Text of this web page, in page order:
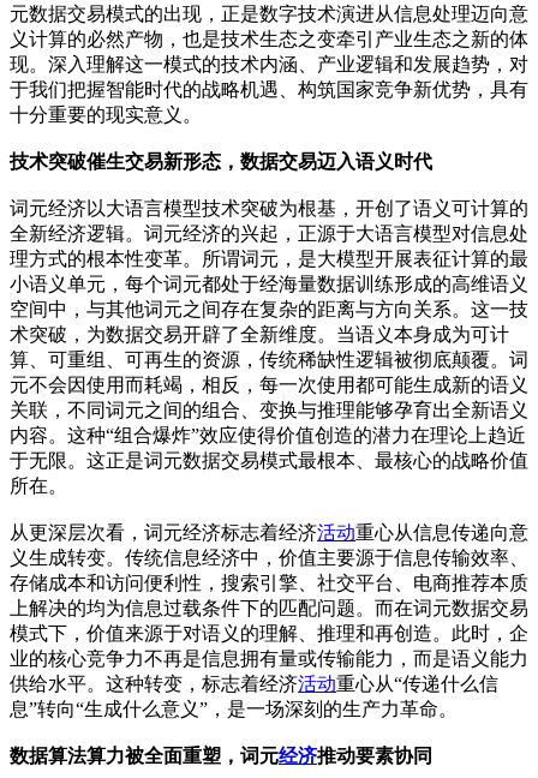
元数据交易模式的出现，正是数字技术演进从信息处理迈向意
义计算的必然产物，也是技术生态之变牵引产业生态之新的体
现。深入理解这一模式的技术内涵、产业逻辑和发展趋势，对
于我们把握智能时代的战略机遇、构筑国家竞争新优势，具有
十分重要的现实意义。
技术突破催生交易新形态，数据交易迈入语义时代
词元经济以大语言模型技术突破为根基，开创了语义可计算的
全新经济逻辑。词元经济的兴起，正源于大语言模型对信息处
理方式的根本性变革。所谓词元，是大模型开展表征计算的最
小语义单元，每个词元都处于经海量数据训练形成的高维语义
空间中，与其他词元之间存在复杂的距离与方向关系。这一技
术突破，为数据交易开辟了全新维度。当语义本身成为可计
算、可重组、可再生的资源，传统稀缺性逻辑被彻底颠覆。词
元不会因使用而耗竭，相反，每一次使用都可能生成新的语义
关联，不同词元之间的组合、变换与推理能够孕育出全新语义
内容。这种“组合爆炸”效应使得价值创造的潜力在理论上趋近
于无限。这正是词元数据交易模式最根本、最核心的战略价值
所在。
从更深层次看，词元经济标志着经济活动重心从信息传递向意
义生成转变。传统信息经济中，价值主要源于信息传输效率、
存储成本和访问便利性，搜索引擎、社交平台、电商推荐本质
上解决的均为信息过载条件下的匹配问题。而在词元数据交易
模式下，价值来源于对语义的理解、推理和再创造。此时，企
业的核心竞争力不再是信息拥有量或传输能力，而是语义能力
供给水平。这种转变，标志着经济活动重心从“传递什么信
息”转向“生成什么意义”，是一场深刻的生产力革命。
数据算法算力被全面重塑，词元经济推动要素协同